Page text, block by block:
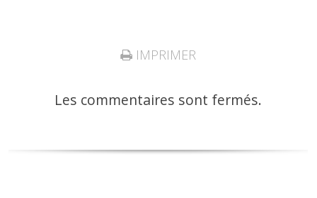
IMPRIMER
Les commentaires sont fermés.